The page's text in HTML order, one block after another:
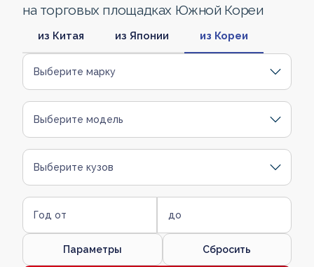
на торговых площадках Южной Кореи
из Китая из Японии из Кореи
Выберите марку
Выберите модель
Выберите кузов
Год от до
Параметры Сбросить